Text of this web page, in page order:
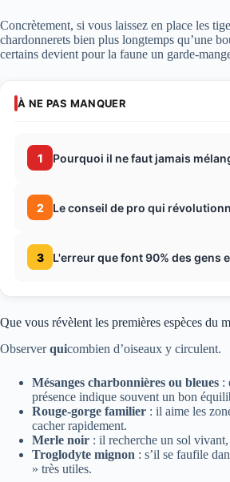
Concrètement, si vous laissez en place les
chardonnerets bien plus longtemps qu’une
certains devient pour la faune un garde-
À NE PAS MANQUER
1 Pourquoi il ne faut jamais
2 Le conseil de pro qui
3 L'erreur que font 90% des gens
Que vous révèlent les premières espèces du
Observerquicombien d’oiseaux y circulent.
Mésanges charbonnières ou bleues :
présence indique souvent un bon
Rouge-gorge familier : il aime les
cacher rapidement.
Merle noir : il recherche un sol
Troglodyte mignon : s’il se faufile
» très utiles.